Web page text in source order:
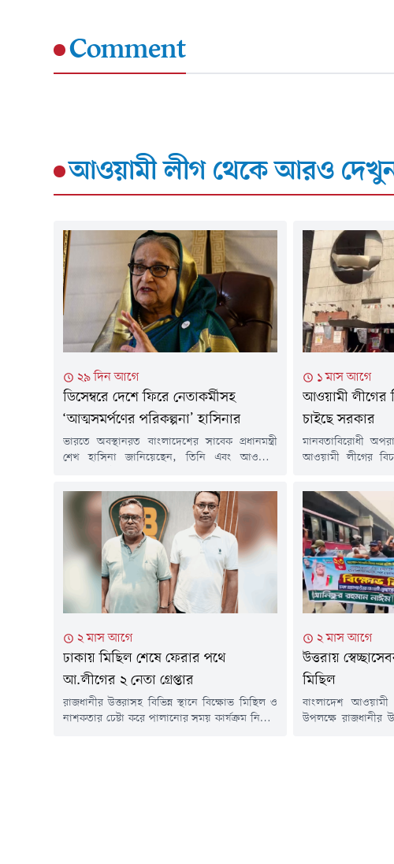
Comment
আওয়ামী লীগথেকে আরও
২৯ দিন আগে
ডিসেম্বরে দেশে ফিরে নেতাকর্মীসহ
‘আত্মসমর্পণের পরিকল্পনা’ হাসিনার
ভারতে অবস্থানরত বাংলাদেশের সাবেক প্রধানমন্ত্রী
শেখ হাসিনা জানিয়েছেন, তিনি এবং আওয়ামী
ফিরে আদালতে আত্মসমর্পণের পরিকল্পনা করছেন।
তবে দেশে ফিরলে তাকে গ্রেপ্তার করা হতে পারে,
এমনকি প্রাণনাশের ঝুঁকিও রয়েছে বলে আশঙ্কা প্রকাশ
করেছেন তিনি।রয়টার্সকে দেওয়া প্রায় এক ঘণ্টার এক
বিশেষ টেলিফোন সাক্ষাৎকারে শেখ হাসিনা...
১ মাস আগে
আওয়ামী লীগের
চাইছে সরকার
মানবতাবিরোধী
আওয়ামী লীগের
অঙ্গনে নতুন করে
২৪ শহীদ পরিবার
যোদ্ধা' আয়োজিত
তিনি বলেন,
অপরাধ ট্রাইব্যুনাল
করার...
২ মাস আগে
ঢাকায় মিছিল শেষে ফেরার পথে
আ.লীগের ২ নেতা গ্রেপ্তার
রাজধানীর উত্তরাসহ বিভিন্ন স্থানে বিক্ষোভ মিছিল ও
নাশকতার চেষ্টা করে পালানোর সময় কার্যক্রম নিষিদ্ধ
২ মাস আগে
উত্তরায়
মিছিল
বাংলাদেশ আওয়ামী
উপলক্ষে রাজধানীর